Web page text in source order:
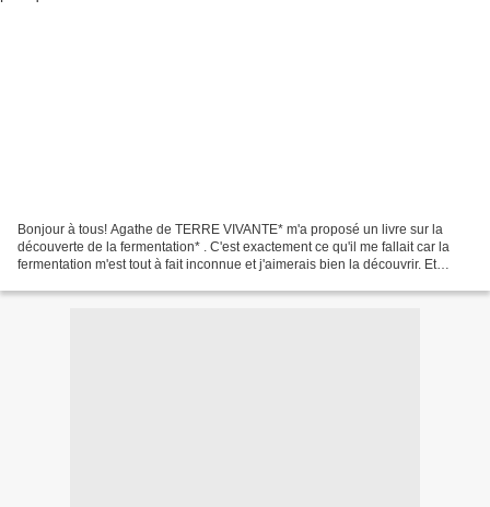
Bonjour à tous! Agathe de TERRE VIVANTE* m'a proposé un livre sur la
découverte de la fermentation* . C'est exactement ce qu'il me fallait car la
fermentation m'est tout à fait inconnue et j'aimerais bien la découvrir. Et